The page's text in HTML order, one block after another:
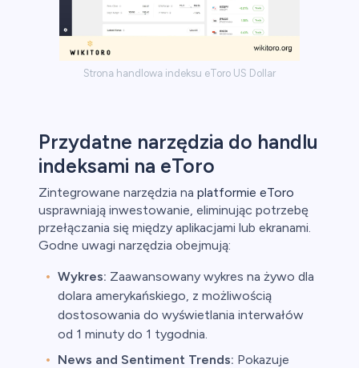
Strona handlowa indeksu eToro US Dollar
Przydatne narzędzia do handlu
indeksami na eToro
Zintegrowane narzędzia na platformie eToro
usprawniają inwestowanie, eliminując potrzebę
przełączania się między aplikacjami lub ekranami.
Godne uwagi narzędzia obejmują:
Wykres: Zaawansowany wykres na żywo dla
dolara amerykańskiego, z możliwością
dostosowania do wyświetlania interwałów
od 1 minuty do 1 tygodnia.
News and Sentiment Trends: Pokazuje